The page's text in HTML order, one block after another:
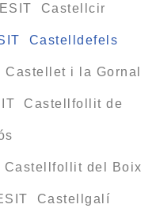
Castellcir
Castelldefels
i la Gornal
Castellfollit de
del Boix
Castellgalí